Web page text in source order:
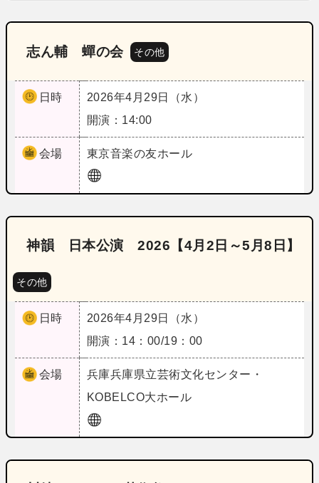
志ん輔 蟬の会 その他
日時
2026年4月29日（水）
開演：14:00
会場 東京音楽の友ホール
神韻 日本公演 2026【4月2日～5月8日】
その他
日時
2026年4月29日（水）
開演：14：00/19：00
会場 兵庫兵庫県立芸術文化センター・
KOBELCO大ホール